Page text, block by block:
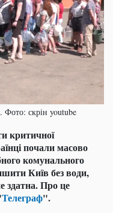
Фото: скрін youtube
критичної
почали масово
комунального
Київ без води,
здатна. Про це
Телеграф".